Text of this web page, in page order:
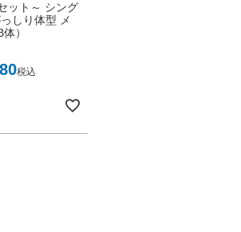
ット～ シング
しり体型 メ
）
税込